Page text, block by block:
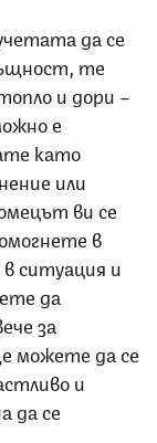
да се
те
и дори –
е
като
или
ви се
в
ситуация и
да
за
можете да се
и
да се